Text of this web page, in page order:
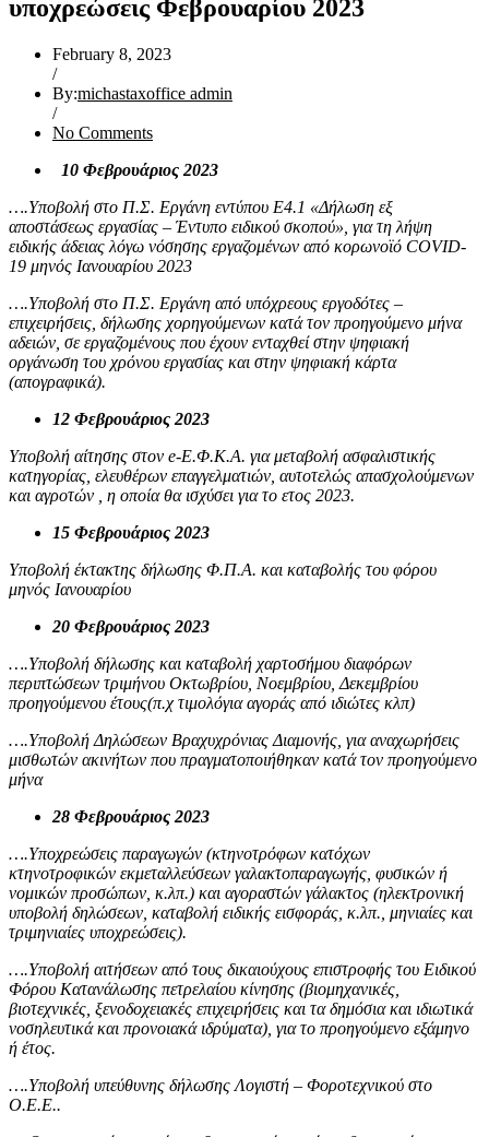
υποχρεώσεις Φεβρουαρίου 2023
February 8, 2023
/
By:michastaxoffice admin
/
No Comments
10 Φεβρουάριος 2023
….Υποβολή στο Π.Σ. Εργάνη εντύπου Ε4.1 «Δήλωση εξ
αποστάσεως εργασίας – Έντυπο ειδικού σκοπού», για τη λήψη
ειδικής άδειας λόγω νόσησης εργαζομένων από κορωνοϊό COVID-
19 μηνός Ιανουαρίου 2023
….Υποβολή στο Π.Σ. Εργάνη από υπόχρεους εργοδότες –
επιχειρήσεις, δήλωσης χορηγούμενων κατά τον προηγούμενο μήνα
αδειών, σε εργαζομένους που έχουν ενταχθεί στην ψηφιακή
οργάνωση του χρόνου εργασίας και στην ψηφιακή κάρτα
(απογραφικά).
12 Φεβρουάριος 2023
Υποβολή αίτησης στον e-Ε.Φ.Κ.Α. για μεταβολή ασφαλιστικής
κατηγορίας, ελευθέρων επαγγελματιών, αυτοτελώς απασχολούμενων
και αγροτών , η οποία θα ισχύσει για το ετος 2023.
15 Φεβρουάριος 2023
Υποβολή έκτακτης δήλωσης Φ.Π.Α. και καταβολής του φόρου
μηνός Ιανουαρίου
20 Φεβρουάριος 2023
….Υποβολή δήλωσης και καταβολή χαρτοσήμου διαφόρων
περιπτώσεων τριμήνου Οκτωβρίου, Νοεμβρίου, Δεκεμβρίου
προηγούμενου έτους(π.χ τιμολόγια αγοράς από ιδιώτες κλπ)
….Υποβολή Δηλώσεων Βραχυχρόνιας Διαμονής, για αναχωρήσεις
μισθωτών ακινήτων που πραγματοποιήθηκαν κατά τον προηγούμενο
μήνα
28 Φεβρουάριος 2023
….Υποχρεώσεις παραγωγών (κτηνοτρόφων κατόχων
κτηνοτροφικών εκμεταλλεύσεων γαλακτοπαραγωγής, φυσικών ή
νομικών προσώπων, κ.λπ.) και αγοραστών γάλακτος (ηλεκτρονική
υποβολή δηλώσεων, καταβολή ειδικής εισφοράς, κ.λπ., μηνιαίες και
τριμηνιαίες υποχρεώσεις).
….Υποβολή αιτήσεων από τους δικαιούχους επιστροφής του Ειδικού
Φόρου Κατανάλωσης πετρελαίου κίνησης (βιομηχανικές,
βιοτεχνικές, ξενοδοχειακές επιχειρήσεις και τα δημόσια και ιδιωτικά
νοσηλευτικά και προνοιακά ιδρύματα), για το προηγούμενο εξάμηνο
ή έτος.
….Υποβολή υπεύθυνης δήλωσης Λογιστή – Φοροτεχνικού στο
Ο.Ε.Ε..